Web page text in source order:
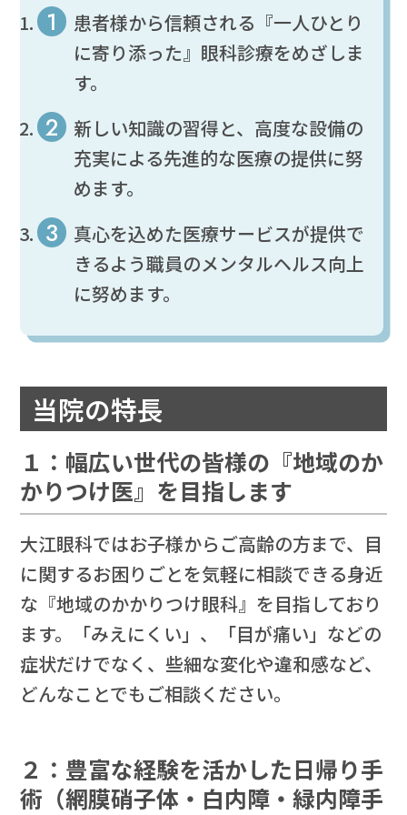
患者様から信頼される『一人ひとり
に寄り添った』眼科診療をめざしま
す。
新しい知識の習得と、高度な設備の
充実による先進的な医療の提供に努
めます。
真心を込めた医療サービスが提供で
きるよう職員のメンタルヘルス向上
に努めます。
当院の特長
１：幅広い世代の皆様の『地域のか
かりつけ医』を目指します
大江眼科ではお子様からご高齢の方まで、目
に関するお困りごとを気軽に相談できる身近
な『地域のかかりつけ眼科』を目指しており
ます。「みえにくい」、「目が痛い」などの
症状だけでなく、些細な変化や違和感など、
どんなことでもご相談ください。
２：豊富な経験を活かした日帰り手
術（網膜硝子体・白内障・緑内障手